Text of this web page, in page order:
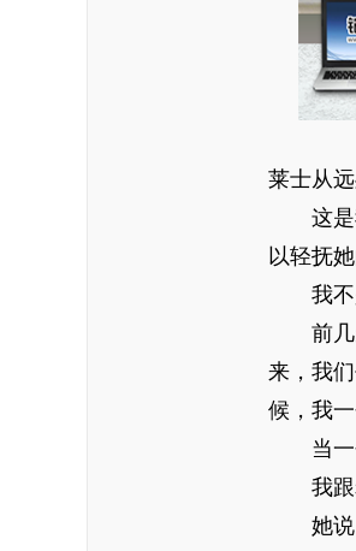
莱士从
这是我
以轻抚
我不是
前几天
来，我
候，我
当一个
我跟老
她说，